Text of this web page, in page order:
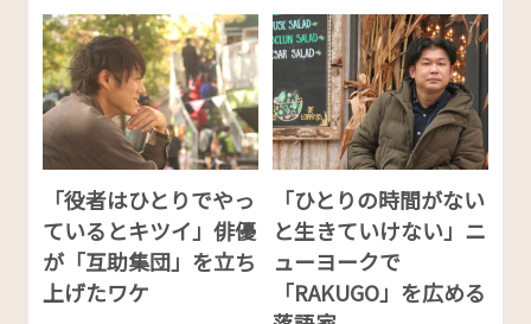
「役者はひとりでやっ
ているとキツイ」俳優
が「互助集団」を立ち
上げたワケ
「ひとりの時間がない
と生きていけない」ニ
ューヨークで
「RAKUGO」を広める